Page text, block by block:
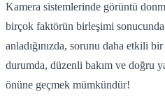
Kamera sistemlerinde görüntü
birçok faktörün birleşimi
anladığınızda, sorunu daha etkili
durumda, düzenli bakım ve doğru
önüne geçmek mümkündür!